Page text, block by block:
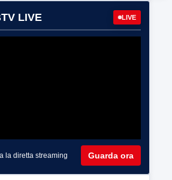
LIVE LIVE
la diretta streaming Guarda ora